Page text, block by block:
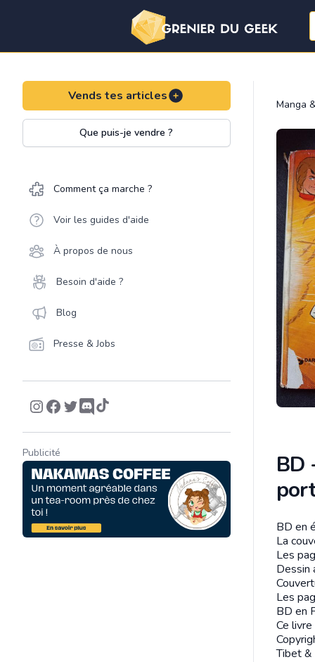
Vends tes articles
Que puis-je vendre ?
Comment ça marche ?
Voir les guides d'aide
À propos de nous
Besoin d'aide ?
Blog
Presse & Jobs
Publicité
Manga
BD
BD en
La
Les
Dessin
Les
BD en
Ce
Tibet &